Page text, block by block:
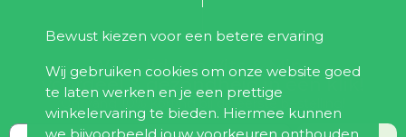
Bewust kiezen voor een betere ervaring
Wij gebruiken cookies om onze website goed
te laten werken en je een prettige
winkelervaring te bieden. Hiermee kunnen
Word lid van Vits & Mins,
voordeel & gezondheid in één klik!
Ontvang 10% korting bij de eerste bestelling!